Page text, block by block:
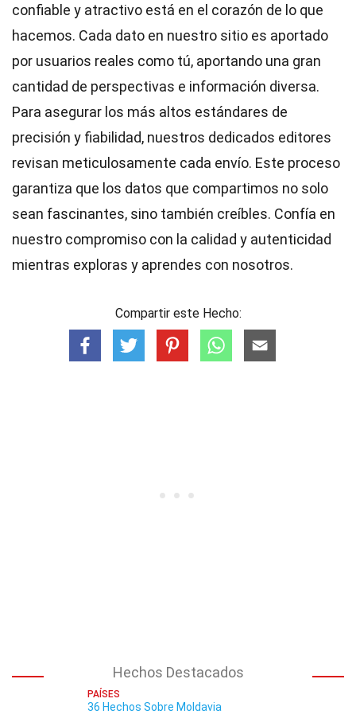
confiable y atractivo está en el corazón de lo que
hacemos. Cada dato en nuestro sitio es aportado
por usuarios reales como tú, aportando una gran
cantidad de perspectivas e información diversa.
Para asegurar los más altos estándares de
precisión y fiabilidad, nuestros dedicados editores
revisan meticulosamente cada envío. Este proceso
garantiza que los datos que compartimos no solo
sean fascinantes, sino también creíbles. Confía en
nuestro compromiso con la calidad y autenticidad
mientras exploras y aprendes con nosotros.
Compartir este Hecho:
Hechos Destacados
PAÍSES
36 Hechos Sobre Moldavia